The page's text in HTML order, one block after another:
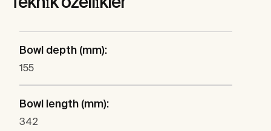
Bowl depth (mm):
155
Bowl length (mm):
342